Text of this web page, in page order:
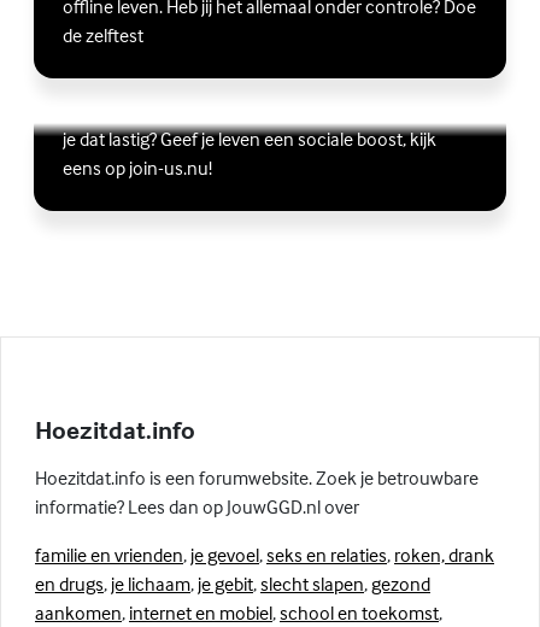
offline leven. Heb jij het allemaal onder controle? Doe
de zelftest
Vriendschap
je dat lastig? Geef je leven een sociale boost, kijk
eens op join-us.nu!
Lees meer over Vriendschap
(Externe link)
Hoezitdat.info
Hoezitdat.info is een forumwebsite. Zoek je betrouwbare
informatie? Lees dan op JouwGGD.nl over
familie en vrienden, je gevoel,seks en relaties, roken, drank
en drugs, je lichaam, je gebit,slecht slapen, gezond
aankomen, internet en mobiel,school en toekomst,